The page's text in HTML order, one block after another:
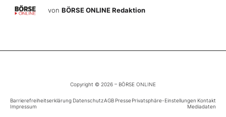
von BÖRSE ONLINE Redaktion
Copyright © 2026 – BÖRSE ONLINE
Barrierefreiheitserklärung DatenschutzAGB PressePrivatsphäre-Einstellungen Kontakt
Impressum
Mediadaten